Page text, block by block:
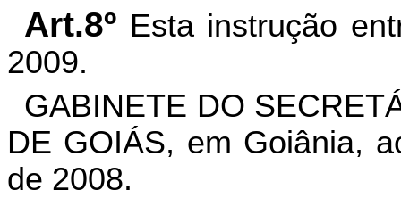
Art.8º Esta instrução
2009.
GABINETE DO
DE GOIÁS, em Goiânia,
de 2008.